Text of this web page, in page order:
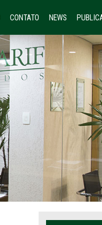
CONTATO NEWS